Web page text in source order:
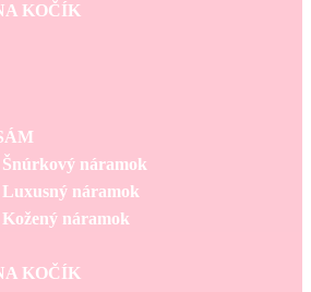
KOČÍK
náramok
náramok
náramok
KOČÍK